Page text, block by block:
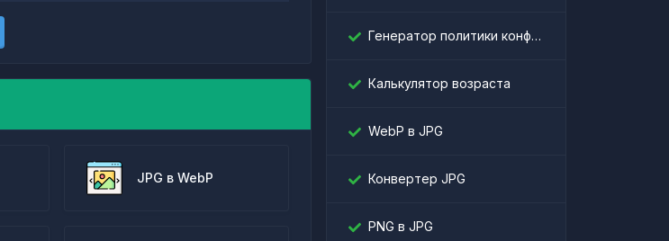
JPG в WebP
Генератор политики конфиденциальности
Калькулятор возраста
WebP в JPG
Конвертер JPG
PNG в JPG